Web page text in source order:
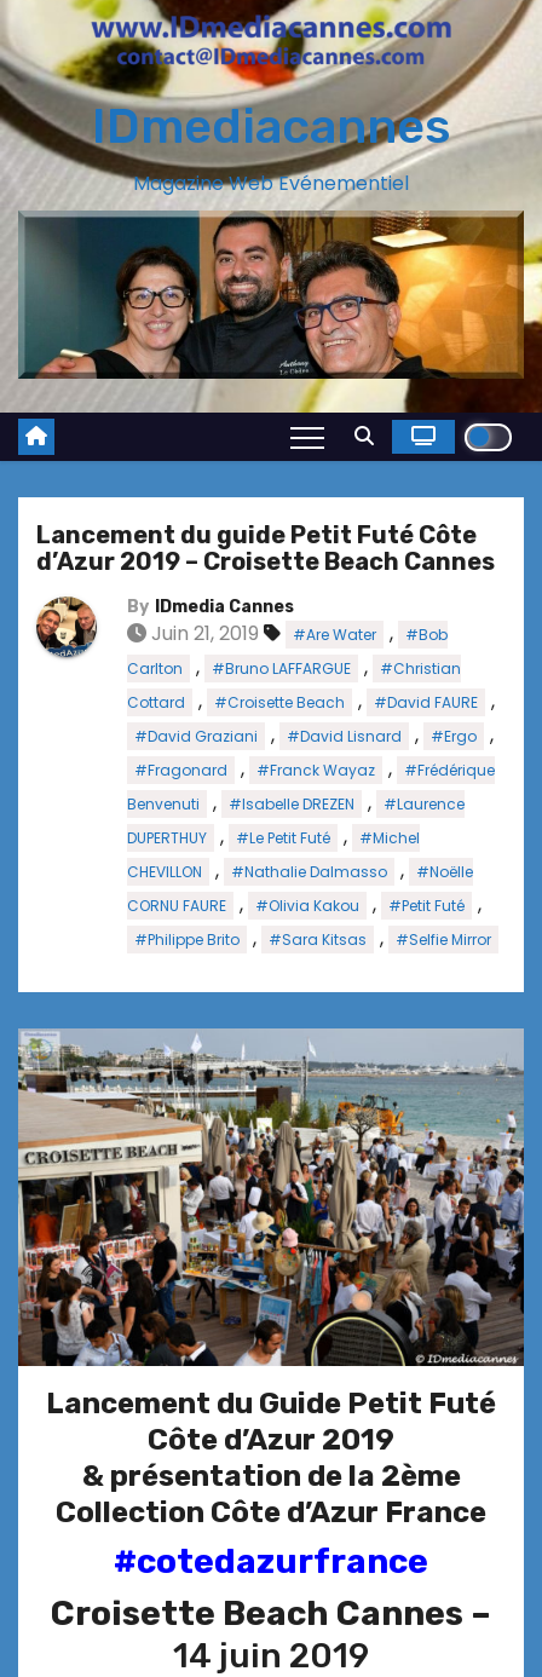
IDmediacannes
Magazine Web Evénementiel
Lancement du guide Petit Futé Côte
d’Azur 2019 – Croisette Beach Cannes
By IDmedia Cannes
Juin 21, 2019 #Are Water ,
#Bob
Carlton
, #Bruno LAFFARGUE ,
#Christian
Cottard
, #Croisette Beach , #David FAURE ,
#David Graziani , #David Lisnard , #Ergo ,
#Fragonard , #Franck Wayaz ,
#Frédérique
Benvenuti
, #Isabelle DREZEN ,
#Laurence
DUPERTHUY
, #Le Petit Futé ,
#Michel
CHEVILLON
, #Nathalie Dalmasso ,
#Noëlle
CORNU FAURE
, #Olivia Kakou , #Petit Futé ,
#Philippe Brito , #Sara Kitsas , #Selfie Mirror
Lancement du Guide Petit Futé
Côte d’Azur 2019
& présentation de la 2ème
Collection Côte d’Azur France
#cotedazurfrance
Croisette Beach Cannes –
14 juin 2019